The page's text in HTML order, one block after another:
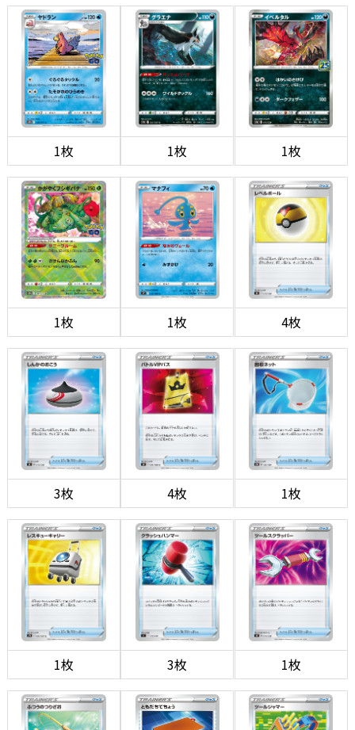
1枚 1枚 1枚
1枚 1枚 4枚
3枚 4枚 1枚
1枚 3枚 1枚